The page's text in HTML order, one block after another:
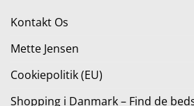
Kontakt Os
Mette Jensen
Cookiepolitik (EU)
Shopping i Danmark – Find de